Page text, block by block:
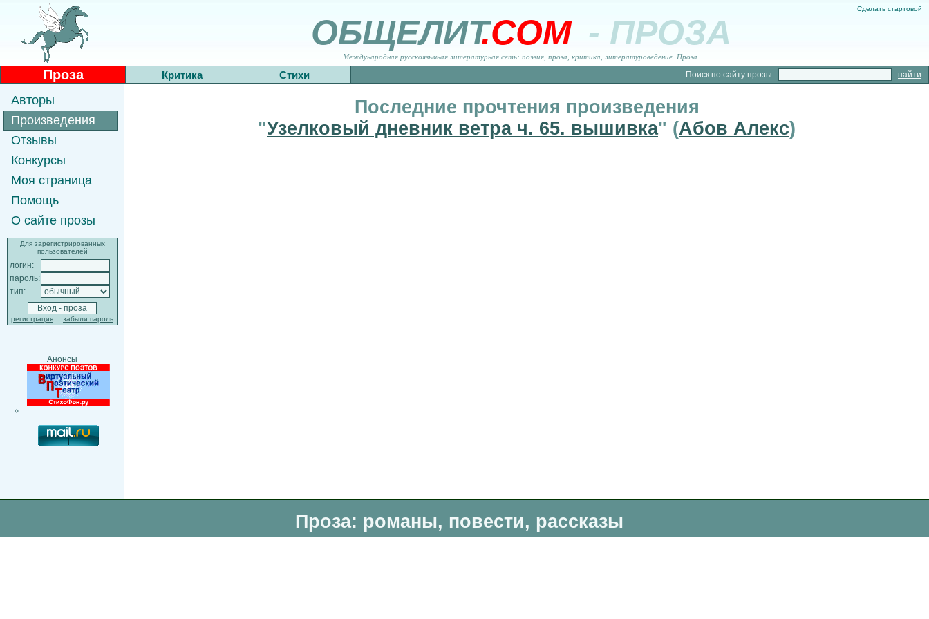
Сделать стартовой
ОБЩЕЛИТ.COM - ПРОЗА
Международная русскоязычная литературная сеть: поэзия, проза, критика, литературоведение. Проза.
Проза Критика Стихи Поиск по сайту прозы:
Авторы
Произведения
Отзывы
Конкурсы
Моя страница
Помощь
О сайте прозы
Для зарегистрированных
пользователей
логин:
пароль:
тип:
регистрация забыли пароль
Анонсы
Последние прочтения произведения
"Узелковый дневник ветра ч. 65. вышивка" (Абов Алекс)
Проза: романы, повести, рассказы